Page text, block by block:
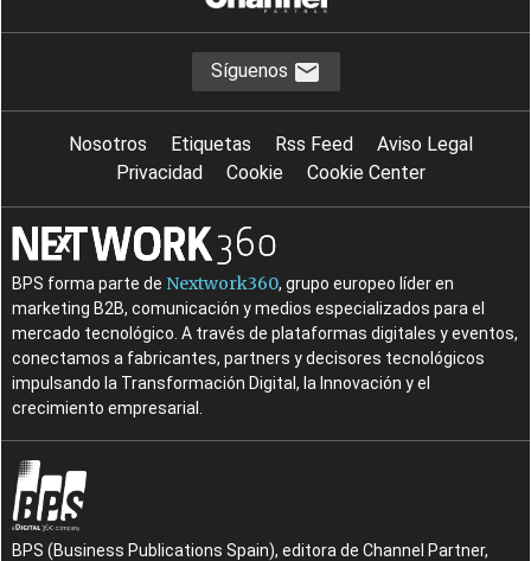
Síguenos
Nosotros Etiquetas Rss Feed
Aviso Legal
Privacidad
Cookie Cookie Center
BPS forma parte de Nextwork360, grupo europeo líder en
marketing B2B, comunicación y medios especializados para el
mercado tecnológico. A través de plataformas digitales y eventos,
conectamos a fabricantes, partners y decisores tecnológicos
impulsando la Transformación Digital, la Innovación y el
crecimiento empresarial.
BPS (Business Publications Spain), editora de Channel Partner,